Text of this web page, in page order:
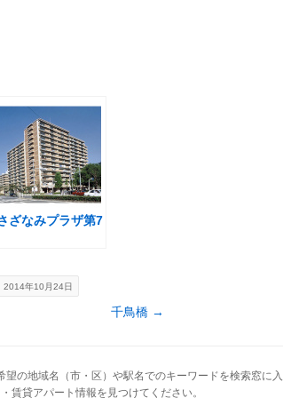
ざなみプラザ第7
2014年10月24日
千鳥橋 →
の地域名（市・区）や駅名でのキーワードを検索窓に
賃貸アパート情報を見つけてください。